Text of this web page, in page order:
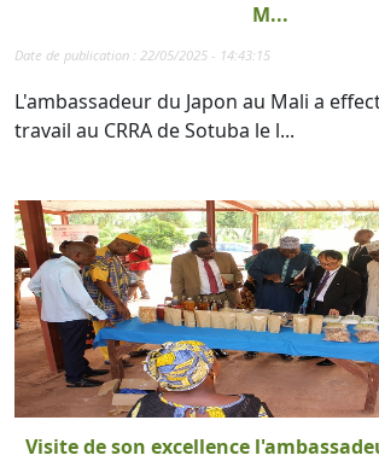
M...
Date de publication : 22/05/2025 - 14:43:15
L'ambassadeur du Japon au Mali a
travail au CRRA de Sotuba le l...
Visite de son excellence